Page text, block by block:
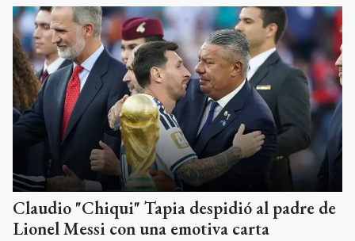
Claudio "Chiqui" Tapia despidió al padre de
Lionel Messi con una emotiva carta